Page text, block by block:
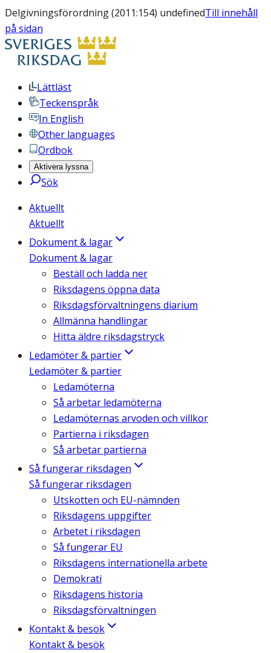
Delgivningsförordning (2011:154) undefinedTill innehåll
på sidan
Lättläst
Teckenspråk
In English
Other languages
Ordbok
Aktivera lyssna
Sök
Aktuellt
Aktuellt
Dokument & lagar
Dokument & lagar
Beställ och ladda ner
Riksdagens öppna data
Riksdagsförvaltningens diarium
Allmänna handlingar
Hitta äldre riksdagstryck
Ledamöter & partier
Ledamöter & partier
Ledamöterna
Så arbetar ledamöterna
Ledamöternas arvoden och villkor
Partierna i riksdagen
Så arbetar partierna
Så fungerar riksdagen
Så fungerar riksdagen
Utskotten och EU-nämnden
Riksdagens uppgifter
Arbetet i riksdagen
Så fungerar EU
Riksdagens internationella arbete
Demokrati
Riksdagens historia
Riksdagsförvaltningen
Kontakt & besök
Kontakt & besök